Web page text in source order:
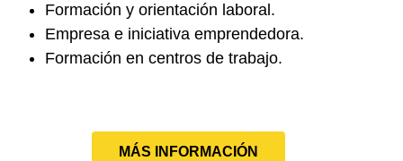
Formación y orientación laboral .
Empresa e iniciativa emprendedora.
Formación en centros de trabajo.
MÁS INFORMACIÓN